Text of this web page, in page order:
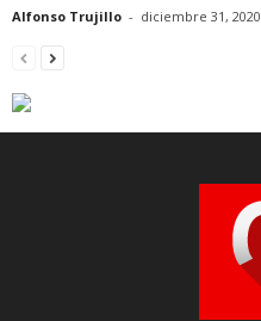
Alfonso Trujillo - diciembre 31, 2020